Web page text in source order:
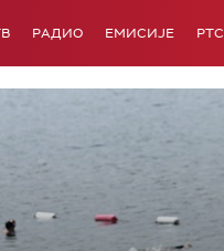
РАДИО ЕМИСИЈЕ РТС